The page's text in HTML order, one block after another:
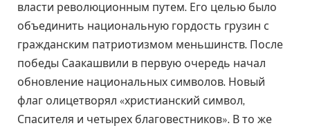
власти революционным путем. Его целью было
объединить национальную гордость грузин с
гражданским патриотизмом меньшинств. После
победы Саакашвили в первую очередь начал
обновление национальных символов. Новый
флаг олицетворял «христианский символ,
Спасителя и четырех благовестников». В то же